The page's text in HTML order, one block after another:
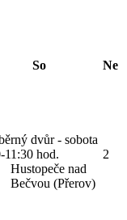
So Ne
dvůr - sobota
11:30 hod.
Hustopeče nad
Bečvou (Přerov)
2